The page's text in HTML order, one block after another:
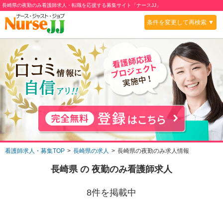
長崎県の夜勤のみ看護師求人・転職を応援する募集サイト「ナースJJ」
条件を変更して再検索 ▼
看護師求人・募集TOP 長崎県の求人 長崎県の夜勤のみ求人情報
長崎県の 夜勤のみ看護師求人
8件を掲載中